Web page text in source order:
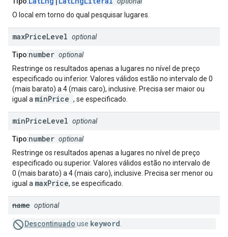
O local em torno do qual pesquisar lugares.
maxPriceLevel optional
Tipo:number optional
Restringe os resultados apenas a lugares no nível de preço
especificado ou inferior. Valores válidos estão no intervalo de 0
(mais barato) a 4 (mais caro), inclusive. Precisa ser maior ou
igual a minPrice , se especificado.
minPriceLevel optional
Tipo:number optional
Restringe os resultados apenas a lugares no nível de preço
especificado ou superior. Valores válidos estão no intervalo de
0 (mais barato) a 4 (mais caro), inclusive. Precisa ser menor ou
igual a maxPrice, se especificado.
name optional
Descontinuado:use keyword